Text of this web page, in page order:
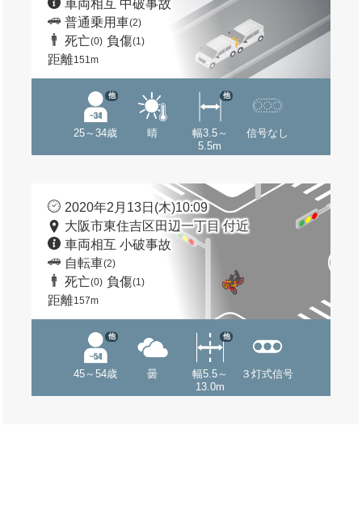
車両相互 中破事故
普通乗用車(2)
死亡(0) 負傷(1)
距離151m
25～34歳
他
晴
幅3.5～
5.5m
他
信号なし
2020年2月13日(木)10:09
大阪市東住吉区田辺一丁目 付近
車両相互 小破事故
自転車(2)
死亡(0) 負傷(1)
距離157m
45～54歳
他
曇
幅5.5～
13.0m
他
３灯式信号